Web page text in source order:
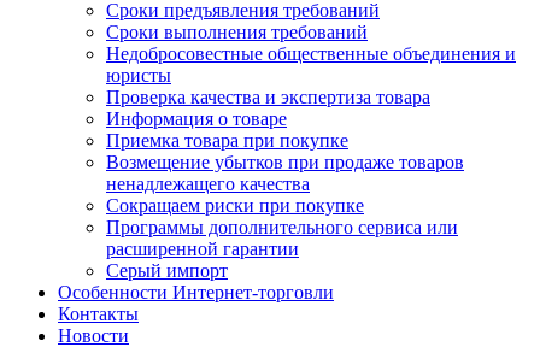
Сроки предъявления требований
Сроки выполнения требований
Недобросовестные общественные объединения и
юристы
Проверка качества и экспертиза товара
Информация о товаре
Приемка товара при покупке
Возмещение убытков при продаже товаров
ненадлежащего качества
Сокращаем риски при покупке
Программы дополнительного сервиса или
расширенной гарантии
Серый импорт
Особенности Интернет-торговли
Контакты
Новости